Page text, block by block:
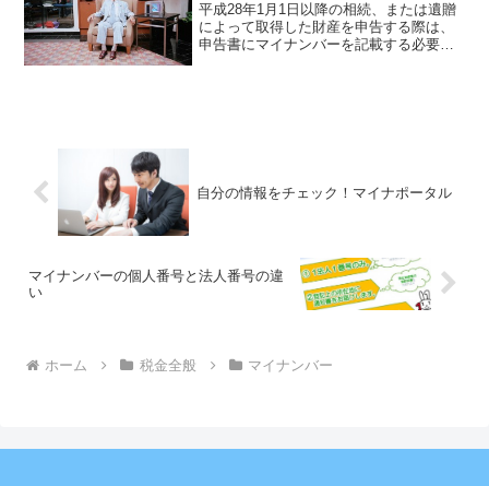
平成28年1月1日以降の相続、または遺贈
によって取得した財産を申告する際は、
申告書にマイナンバーを記載する必要が
自分の情報をチェック！マイナポータル
マイナンバーの個人番号と法人番号の違
い
ホーム 税金全般 マイナンバー